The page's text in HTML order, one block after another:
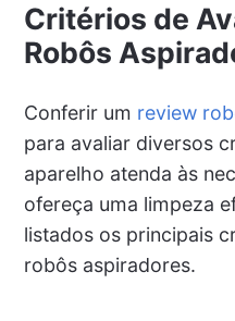
Critérios de
Robôs
Conferir um review
para avaliar diversos
aparelho atenda às
ofereça uma limpeza
listados os principais
robôs aspiradores.